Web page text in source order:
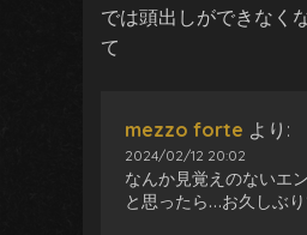
では頭出しができなく
て
mezzo forte より:
2024/02/12 20:02
なんか見覚えのないエ
と思ったら…お久しぶり